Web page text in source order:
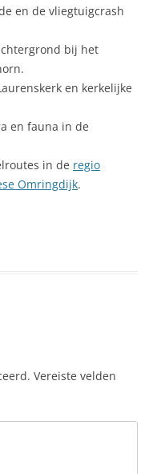
en de vliegtuigcrash
bij het
en kerkelijke
en fauna in de
in de regio
Omringdijk.
Vereiste velden